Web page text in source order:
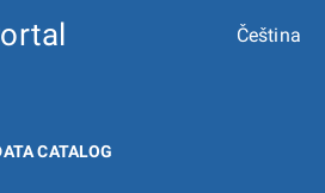
Čeština
CATALOG